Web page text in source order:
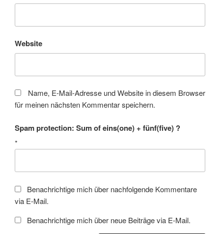
Website
Name, E-Mail-Adresse und Website in diesem Browser
für meinen nächsten Kommentar speichern.
Spam protection: Sum of eins(one) + fünf(five) ?
*
Benachrichtige mich über nachfolgende Kommentare
via E-Mail.
Benachrichtige mich über neue Beiträge via E-Mail.